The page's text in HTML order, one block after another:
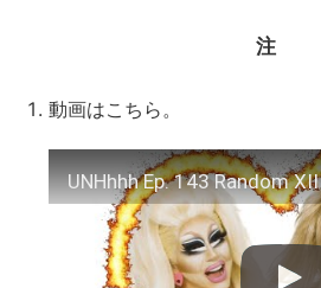
注
動画はこちら。
UNHhhh Ep. 143 Random XII